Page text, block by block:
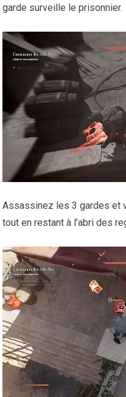
garde surveille le prisonnier.
Assassinez les 3 gardes et
tout en restant à l’abri des